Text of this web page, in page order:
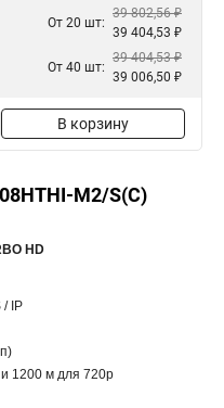
От 20 шт:
39 802,56 ₽
39 404,53 ₽
От 40 шт:
39 404,53 ₽
39 006,50 ₽
В корзину
M2/S(C)
HD
/ IP
1200 м для 720p